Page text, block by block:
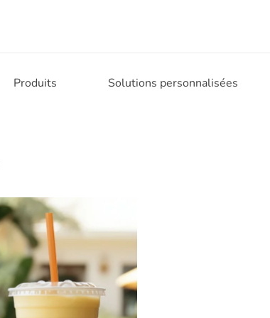
Produits Solutions personnalisées